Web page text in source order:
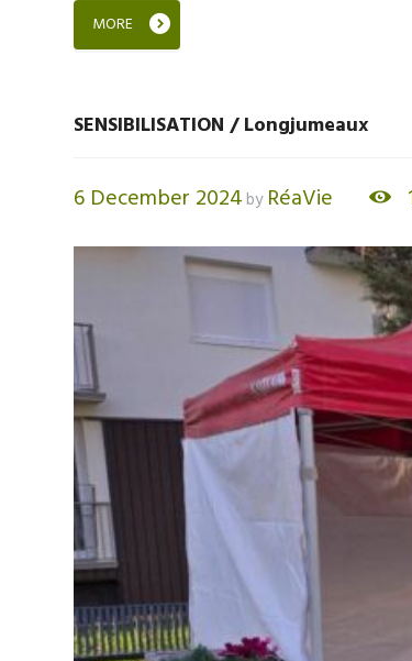
MORE
SENSIBILISATION / Longjumeaux
6 December 2024 by RéaVie